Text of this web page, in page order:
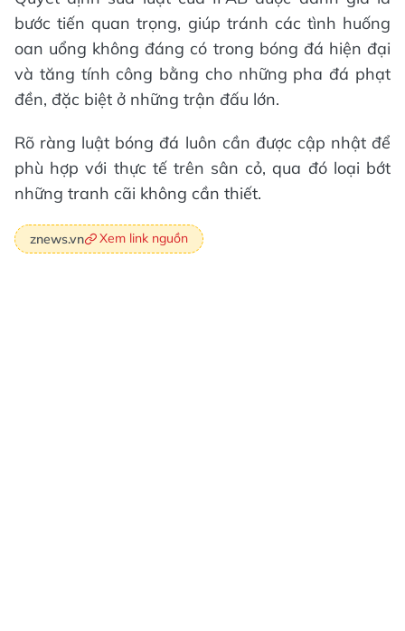
bước tiến quan trọng, giúp tránh các tình huống
oan uổng không đáng có trong bóng đá hiện đại
và tăng tính công bằng cho những pha đá phạt
đền, đặc biệt ở những trận đấu lớn.
Rõ ràng luật bóng đá luôn cần được cập nhật để
phù hợp với thực tế trên sân cỏ, qua đó loại bớt
những tranh cãi không cần thiết.
znews.vn Xem link nguồn